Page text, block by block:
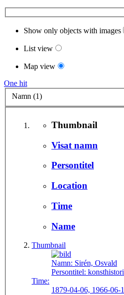
Show only objects with images
List view
Map view
One hit
Namn (1)
Thumbnail
Visat namn
Persontitel
Location
Time
Name
Thumbnail
Namn: Sirén, Osvald
Persontitel:
Time:
1879-04-06, 1966-06-